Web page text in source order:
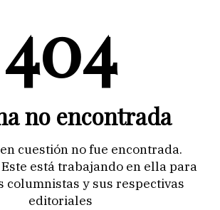
404
no encontrada
cuestión no fue encontrada.
está trabajando en ella para
columnistas y sus respectivas
editoriales